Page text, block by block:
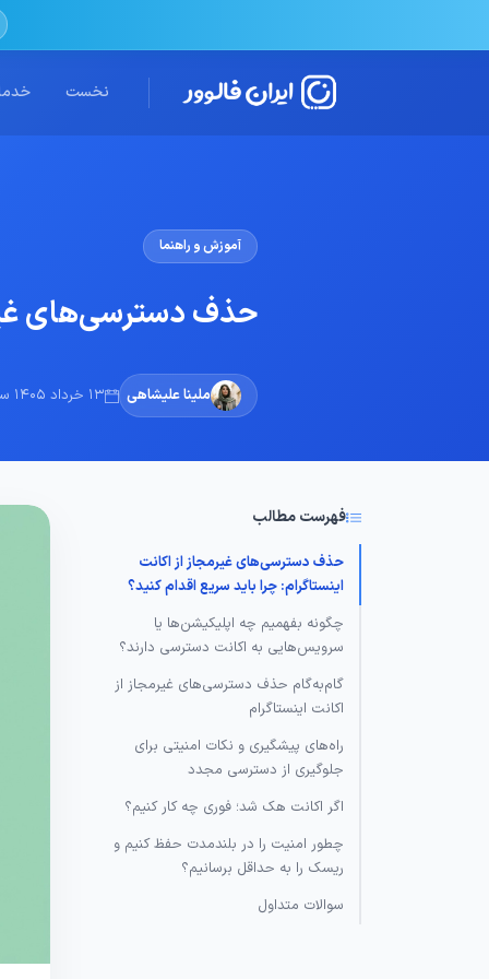
نخست
آموزش و راهنما
حذف دسترسی‌های
ملینا علیشاهی 13 خرداد 1405 ساعت 15:58
فهرست مطالب
حذف دسترسی‌های غیرمجاز از اکانت
اینستاگرام: چرا باید سریع اقدام کنید؟
چگونه بفهمیم چه اپلیکیشن‌ها یا
سرویس‌هایی به اکانت دسترسی دارند؟
گام‌به‌گام حذف دسترسی‌های غیرمجاز از
اکانت اینستاگرام
راه‌های پیشگیری و نکات امنیتی برای
جلوگیری از دسترسی مجدد
اگر اکانت هک شد؛ فوری چه کار کنیم؟
چطور امنیت را در بلندمدت حفظ کنیم و
ریسک را به حداقل برسانیم؟
سوالات متداول